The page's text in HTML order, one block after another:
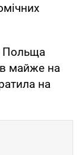
Польща
майже на
на